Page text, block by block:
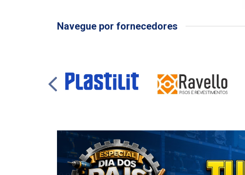
Navegue por fornecedores